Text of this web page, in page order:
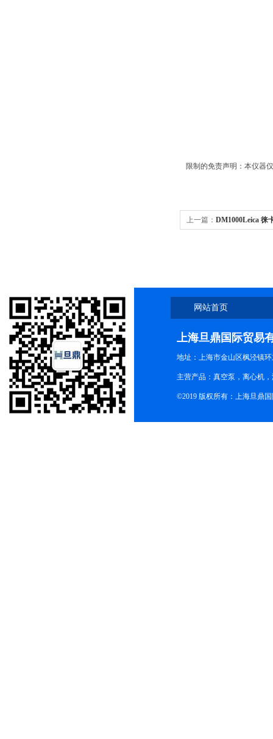
限制的免责声明：本仪器
上一篇： DM1000Leica 徕
网站首页
上海旦鼎国际贸易
地址：上海市金山区枫泾镇
主营产品：真空泵，离心机
©2019 版权所有：上海旦鼎